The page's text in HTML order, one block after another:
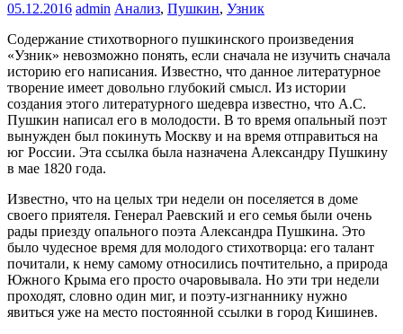
05.12.2016 admin Анализ, Пушкин, Узник
Содержание стихотворного пушкинского произведения
«Узник» невозможно понять, если сначала не изучить сначала
историю его написания. Известно, что данное литературное
творение имеет довольно глубокий смысл. Из истории
создания этого литературного шедевра известно, что А.С.
Пушкин написал его в молодости. В то время опальный поэт
вынужден был покинуть Москву и на время отправиться на
юг России. Эта ссылка была назначена Александру Пушкину
в мае 1820 года.
Известно, что на целых три недели он поселяется в доме
своего приятеля. Генерал Раевский и его семья были очень
рады приезду опального поэта Александра Пушкина. Это
было чудесное время для молодого стихотворца: его талант
почитали, к нему самому относились почтительно, а природа
Южного Крыма его просто очаровывала. Но эти три недели
проходят, словно один миг, и поэту-изгнаннику нужно
явиться уже на место постоянной ссылки в город Кишинев.